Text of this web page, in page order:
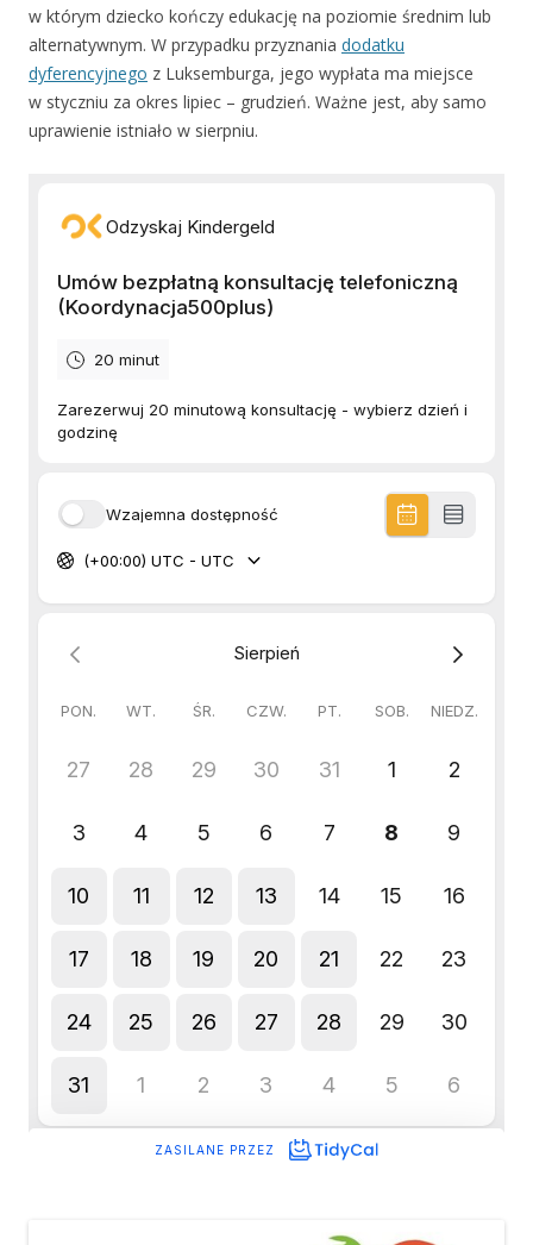
w którym dziecko kończy edukację na poziomie średnim lub
alternatywnym. W przypadku przyznania dodatku
dyferencyjnego z Luksemburga, jego wypłata ma miejsce
w styczniu za okres lipiec – grudzień. Ważne jest, aby samo
uprawienie istniało w sierpniu.